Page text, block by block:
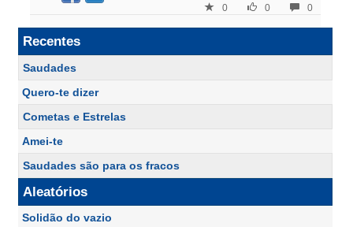
0
0
0
Recentes
Saudades
Quero-te dizer
Cometas e Estrelas
Amei-te
Saudades são para os fracos
Aleatórios
Solidão do vazio